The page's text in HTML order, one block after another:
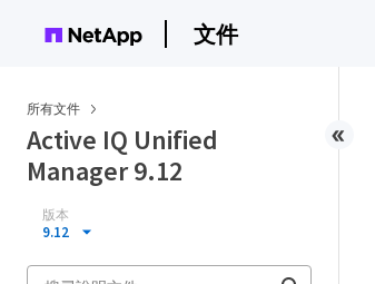
文件
所有文件
Active IQ Unified
Manager 9.12
版本
9.12